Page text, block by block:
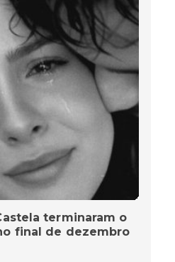
terminaram o
final de dezembro